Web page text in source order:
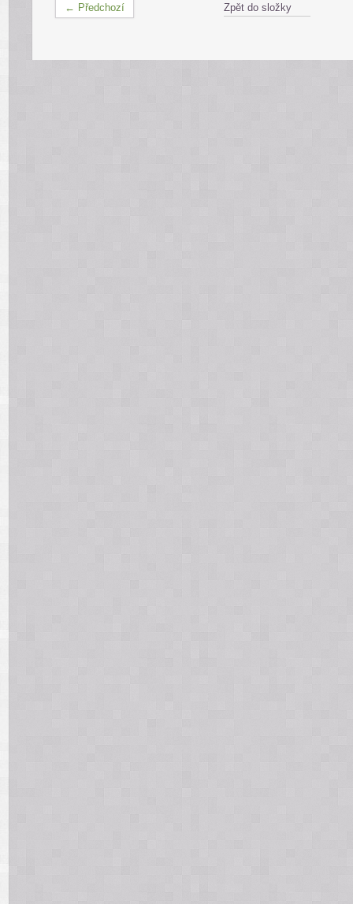
← Předchozí Zpět do složky